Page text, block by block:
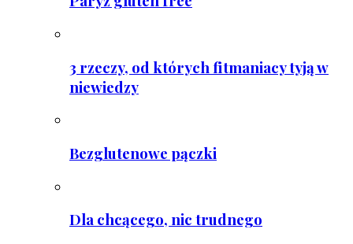
3 rzeczy, od których fitmaniacy tyją w
niewiedzy
Bezglutenowe pączki
Dla chcącego, nic trudnego